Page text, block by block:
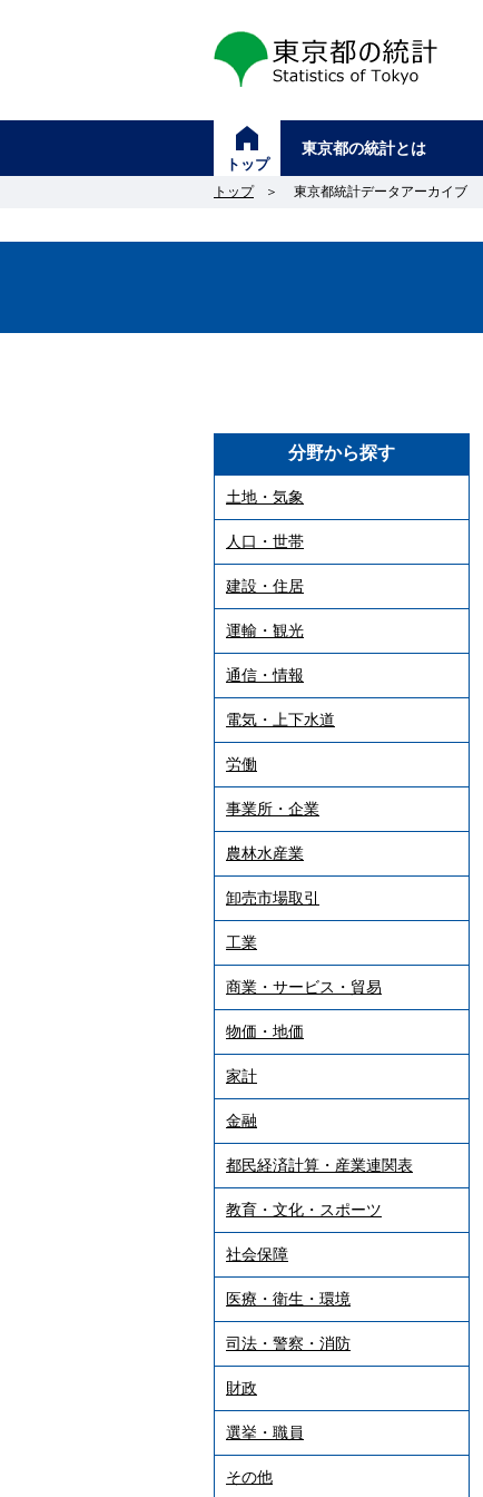
東京都の統計
トップ
東京都の統計とは
トップ ＞ 東京都統計データアーカイブ
分野から探す
土地・気象
人口・世帯
建設・住居
運輸・観光
通信・情報
電気・上下水道
労働
事業所・企業
農林水産業
卸売市場取引
工業
商業・サービス・貿易
物価・地価
家計
金融
都民経済計算・産業連関表
教育・文化・スポーツ
社会保障
医療・衛生・環境
司法・警察・消防
財政
選挙・職員
その他